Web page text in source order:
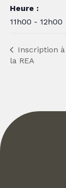
Heure :
11h00 - 12h00
Inscription à
la REA